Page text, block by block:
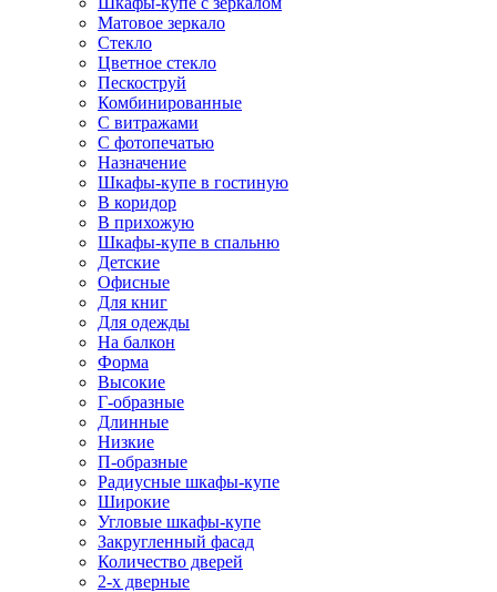
Матовое зеркало
Стекло
Цветное стекло
Пескоструй
Комбинированные
С витражами
С фотопечатью
Назначение
Шкафы-купе в гостиную
В коридор
В прихожую
Шкафы-купе в спальню
Детские
Офисные
Для книг
Для одежды
На балкон
Форма
Высокие
Г-образные
Длинные
Низкие
П-образные
Радиусные шкафы-купе
Широкие
Угловые шкафы-купе
Закругленный фасад
Количество дверей
2-х дверные